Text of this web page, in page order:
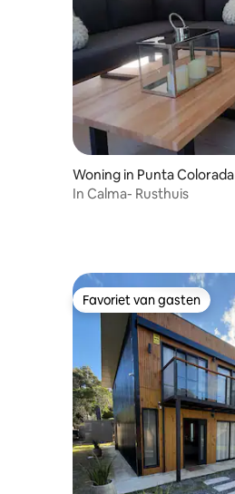
Woning in Punta Colorada
In Calma- Rusthuis
Favoriet van gasten
Favoriet van gasten